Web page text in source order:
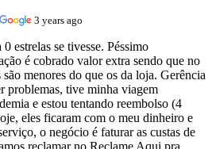
3 years ago
0 estrelas se tivesse. Péssimo
é cobrado valor extra sendo que no
menores do que os da loja. Gerência
problemas, tive minha viagem
e estou tentando reembolso (4
eles ficaram com o meu dinheiro e
o negócio é faturar as custas de
reclamar no Reclame Aqui pra